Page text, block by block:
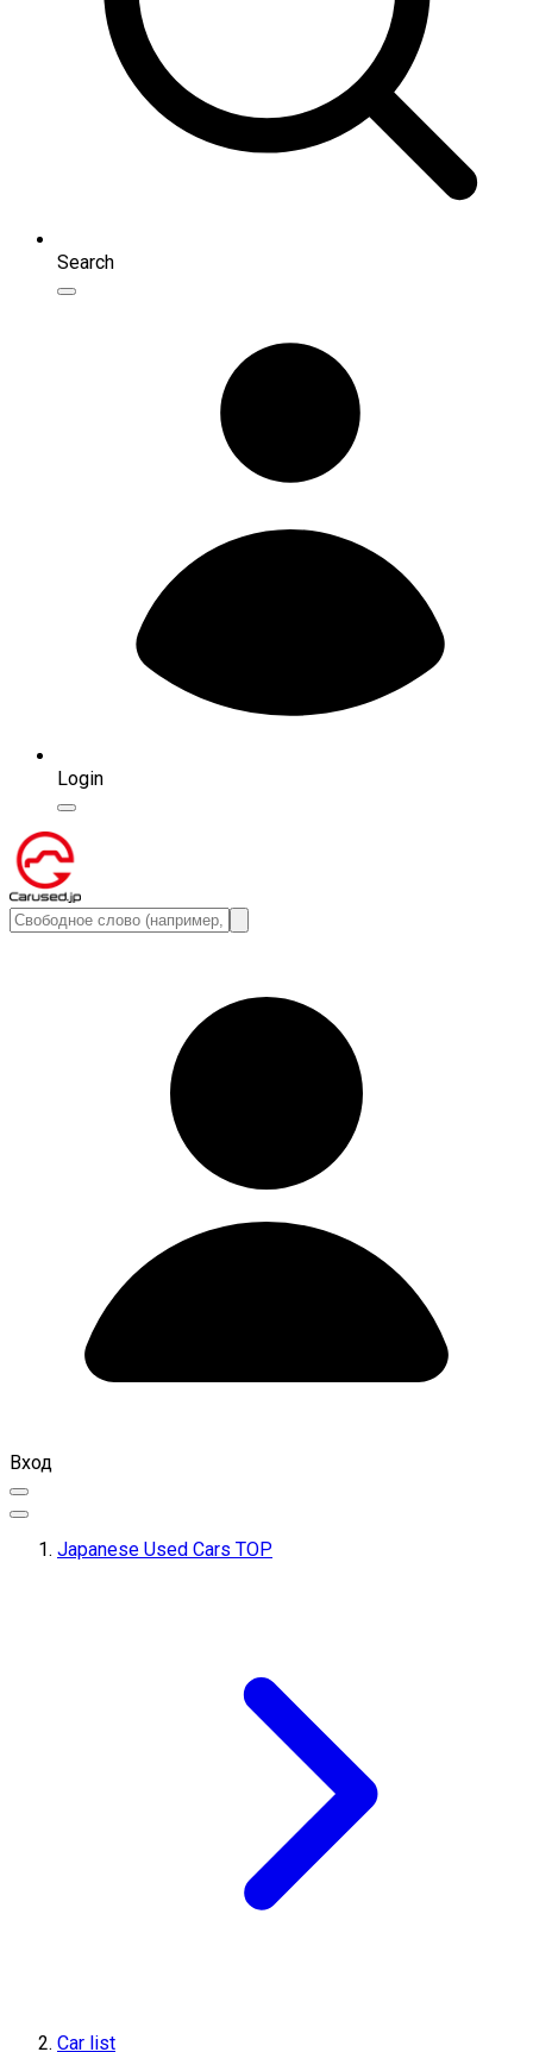
Search
Login
Вход
Japanese Used Cars TOP
Car list